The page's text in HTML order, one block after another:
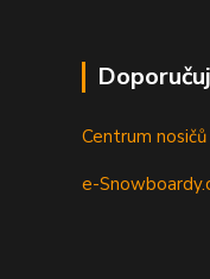
Centrum nosičů
e-